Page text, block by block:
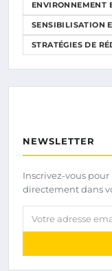
ENVIRONNEMENT
SENSIBILISATION
STRATÉGIES DE
NEWSLETTER
Inscrivez-vous
directement dans
Votre adresse